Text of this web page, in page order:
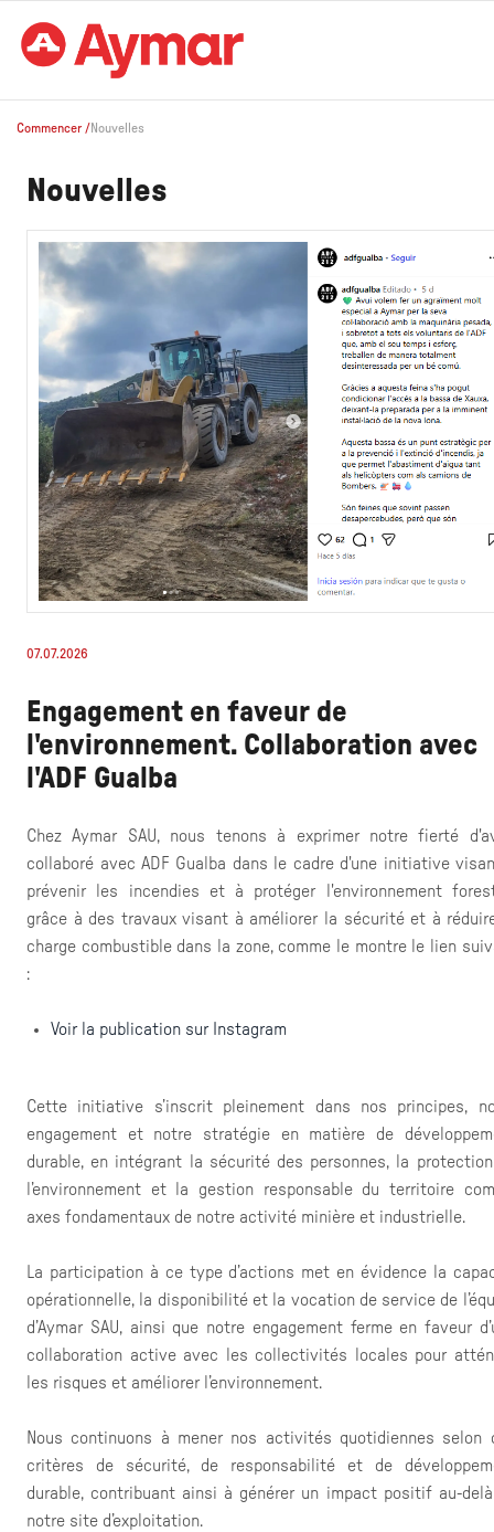
Commencer /Nouvelles
Nouvelles
07.07.2026
Engagement en faveur de
l'environnement. Collaboration avec
l'ADF Gualba
Chez Aymar SAU, nous tenons à exprimer notre fierté
collaboré avec ADF Gualba dans le cadre d'une initiative
prévenir les incendies et à protéger l'environnement
grâce à des travaux visant à améliorer la sécurité et à
charge combustible dans la zone, comme le montre le lien
:
Voir la publication sur Instagram
Cette initiative s’inscrit pleinement dans nos principes,
engagement et notre stratégie en matière de
durable, en intégrant la sécurité des personnes, la
l’environnement et la gestion responsable du territoire
axes fondamentaux de notre activité minière et industrielle.
La participation à ce type d’actions met en évidence la
opérationnelle, la disponibilité et la vocation de service de
d’Aymar SAU, ainsi que notre engagement ferme en faveur
collaboration active avec les collectivités locales pour
les risques et améliorer l’environnement.
Nous continuons à mener nos activités quotidiennes selon
critères de sécurité, de responsabilité et de
durable, contribuant ainsi à générer un impact positif au-
notre site d’exploitation.